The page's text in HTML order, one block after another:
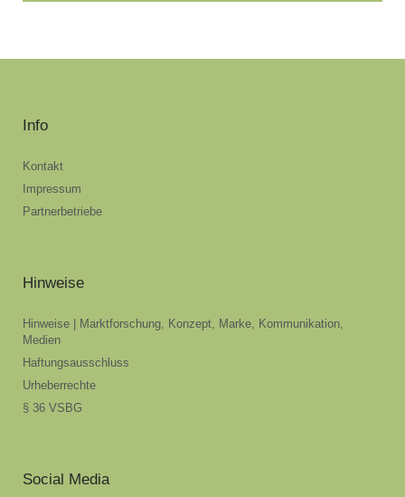
Info
Kontakt
Impressum
Partnerbetriebe
Hinweise
Hinweise | Marktforschung, Konzept, Marke, Kommunikation,
Medien
Haftungsausschluss
Urheberrechte
§ 36 VSBG
Social Media